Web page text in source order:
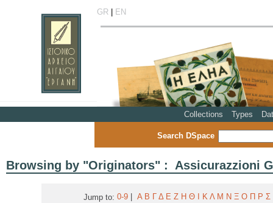
GR| EN
Collections Types
Search DSpace
Browsing by "Originators" : Assicurazzioni
Jump to: 0-9 Α Β Γ Δ Ε Ζ Η Θ Κ Λ Μ Ν Ξ Ο Π Ρ Σ